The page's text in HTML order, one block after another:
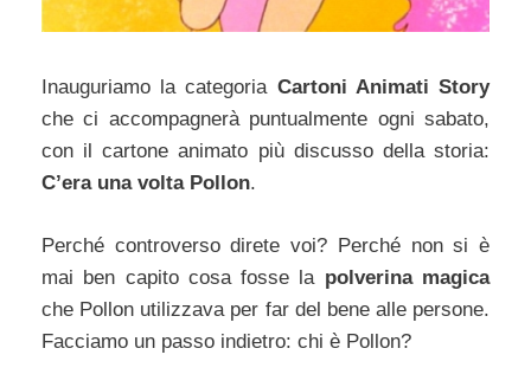
Inauguriamo la categoria Cartoni Animati Story
che ci accompagnerà puntualmente ogni sabato,
con il cartone animato più discusso della storia:
C’era una volta Pollon.
Perché controverso direte voi? Perché non si è
mai ben capito cosa fosse la polverina magica
che Pollon utilizzava per far del bene alle persone.
Facciamo un passo indietro: chi è Pollon?